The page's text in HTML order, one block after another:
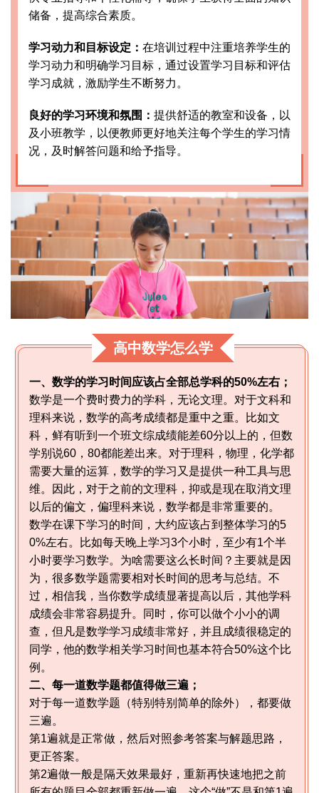
储备，提高综合素质。
学习动力和目标设定： 在培训过程中注重培养学生的
学习动力和明确学习目标，通过设置学习目标和评估
学习成就，激励学生不断努力。
良好的学习环境和氛围： 提供舒适的教室和设备，以
及小班教学，以便教师更好地关注每个学生的学习情
况，及时解答问题和给予指导。
高中数学怎么学
一、数学的学习时间应该占全部总学科的50%左右；
数学是一个费时费力的学科，无论文理。对于文科和
理科来说，数学的高考成绩都是重中之重。比如文
科，鲜有听到一个班文综成绩能差60分以上的，但数
学别说60，80都能差出来。对于理科，物理，化学都
需要大量的运算，数学的学习又是提供一种工具与思
维。因此，对于之前的文理科，抑或是现在取消文理
以后的偏文，偏理科来说，数学都是非常重要的。
数学在课下学习的时间，大约应该占到整体学习的5
0%左右。比如每天晚上学习3个小时，至少有1个半
小时要学习数学。为啥需要这么长时间？主要就是因
为，很多数学题需要相对长时间的思考与总结。不
过，相信我，当你数学成绩显著提高以后，其他学科
成绩会非常容易提升。同时，你可以做个小小的调
查，但凡是数学学习成绩非常好，并且成绩很稳定的
同学，他的数学相关学习时间也基本符合50%这个比
例。
二、每一道数学题都值得做三遍；
对于每一道数学题（特别特别简单的除外），都要做
三遍。
第1遍就是正常做，然后对照参考答案与解题思路，
更正答案。
第2遍做一般是隔天效果最好，重新再快速地把之前